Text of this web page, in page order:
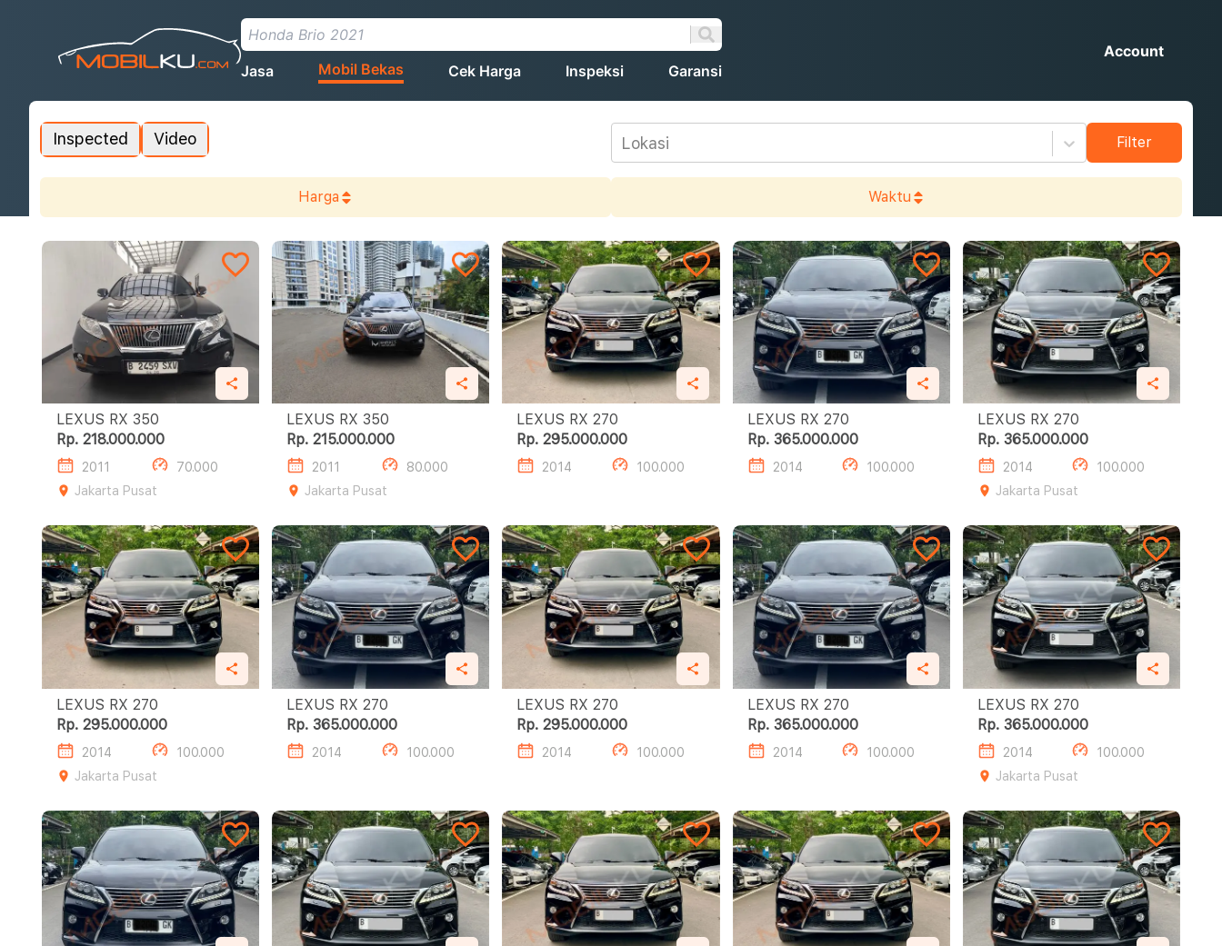
Jasa Mobil Bekas Cek Harga Inspeksi Garansi
Account
Inspected Video Lokasi Filter
Harga Waktu
LEXUS RX 350
Rp. 218.000.000
2011
70.000
Jakarta Pusat
LEXUS RX 350
Rp. 215.000.000
2011
80.000
Jakarta Pusat
LEXUS RX 270
Rp. 295.000.000
2014 100.000
LEXUS RX 270
Rp. 365.000.000
2014 100.000
LEXUS RX 270
Rp. 365.000.000
2014
100.000
Jakarta Pusat
LEXUS RX 270
Rp. 295.000.000
2014
100.000
Jakarta Pusat
LEXUS RX 270
Rp. 365.000.000
2014 100.000
LEXUS RX 270
Rp. 295.000.000
2014 100.000
LEXUS RX 270
Rp. 365.000.000
2014 100.000
LEXUS RX 270
Rp. 365.000.000
2014
100.000
Jakarta Pusat